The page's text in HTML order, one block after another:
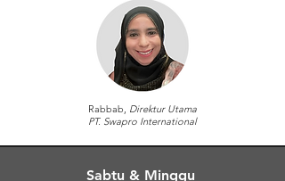
Rabbab, Direktur Utama
PT. Swapro International
Sabtu & Minggu